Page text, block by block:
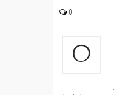
0
O